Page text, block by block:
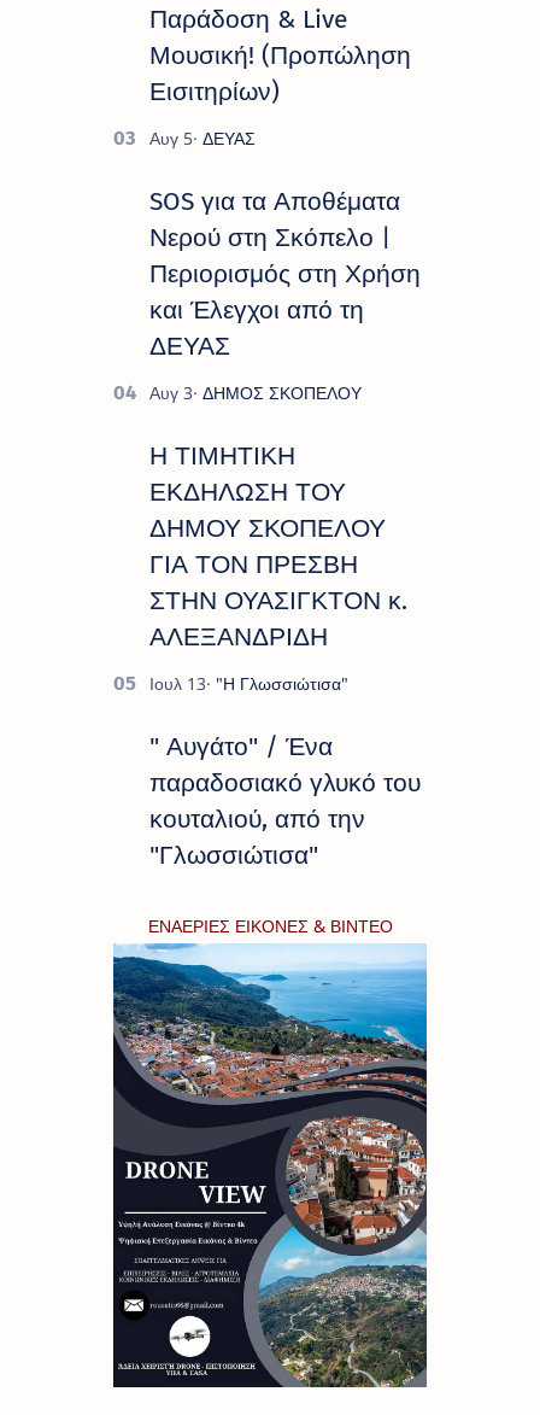
Παράδοση & Live
Μουσική! (Προπώληση
Εισιτηρίων)
SOS για τα Αποθέματα
Νερού στη Σκόπελο |
Περιορισμός στη Χρήση
και Έλεγχοι από τη
ΔΕΥΑΣ
Η ΤΙΜΗΤΙΚΗ
ΕΚΔΗΛΩΣΗ ΤΟΥ
ΔΗΜΟΥ ΣΚΟΠΕΛΟΥ
ΓΙΑ ΤΟΝ ΠΡΕΣΒΗ
ΣΤΗΝ ΟΥΑΣΙΓΚΤΟΝ κ.
ΑΛΕΞΑΝΔΡΙΔΗ
" Αυγάτο" / Ένα
παραδοσιακό γλυκό του
κουταλιού, από την
"Γλωσσιώτισα"
ΕΝΑΕΡΙΕΣ ΕΙΚΟΝΕΣ & ΒΙΝΤΕΟ